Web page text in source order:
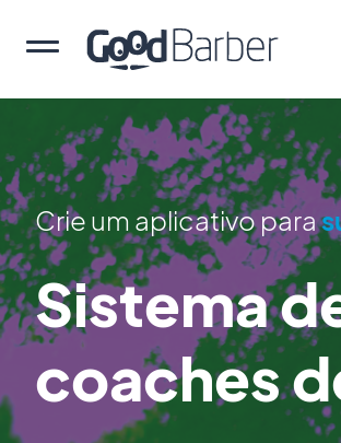
Crie um aplicativo para
Sistema
coaches